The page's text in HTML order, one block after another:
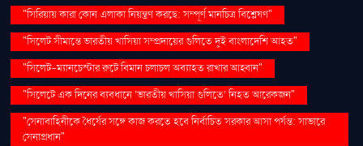
"সিরিয়ায় কারা কোন এলাকা নিয়ন্ত্রণ করছে: সম্পূর্ণ মানচিত্র বিশ্লেষণ"
"সিলেট সীমান্তে ভারতীয় খাসিয়া সম্প্রদায়ের গুলিতে দুই বাংলাদেশি আহত"
"সিলেট-ম্যানচেস্টার রুটে বিমান চলাচল অব্যাহত রাখার আহ্বান"
"সিলেটে এক দিনের ব্যবধানে ‘ভারতীয় খাসিয়া গু‌লিতে’ নিহত আরেকজন"
"সেনাবাহিনীকে ধৈর্যের সঙ্গে কাজ করতে হবে নির্বাচিত সরকার আসা পর্যন্ত: সাভারে
সেনাপ্রধান"